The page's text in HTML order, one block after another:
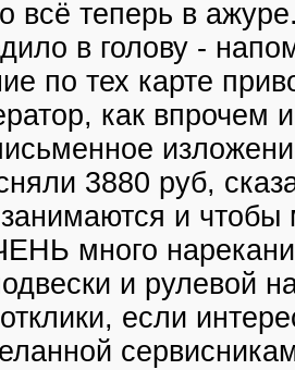
всё теперь в
в голову -
по тех карте
как впрочем
3880 руб,
и
много
и рулевой
если